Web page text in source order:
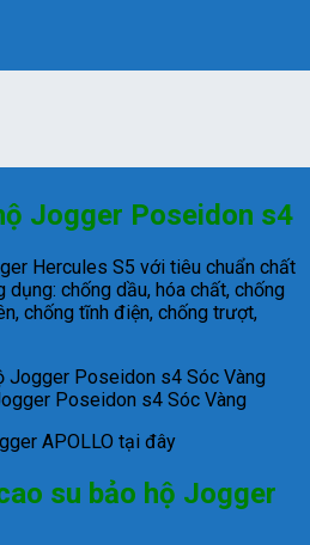
Jogger Poseidon s4
Hercules S5 với tiêu chuẩn chất
dụng: chống dầu, hóa chất, chống
chống tĩnh điện, chống trượt,
Poseidon s4 Sóc Vàng
APOLLO tại đây
su bảo hộ Jogger